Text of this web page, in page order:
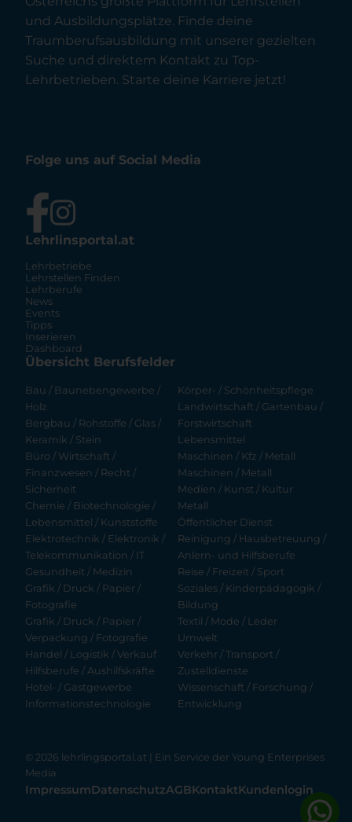
und Ausbildungsplätze. Finde deine
Traumberufsausbildung mit unserer gezielten
Suche und direktem Kontakt zu Top-
Lehrbetrieben. Starte deine Karriere jetzt!
Folge uns auf Social Media
Lehrlinsportal.at
Lehrbetriebe
Lehrstellen Finden
Lehrberufe
News
Events
Tipps
Inserieren
Dashboard
Übersicht Berufsfelder
Bau / Baunebengewerbe /
Holz
Bergbau / Rohstoffe / Glas /
Keramik / Stein
Büro / Wirtschaft /
Finanzwesen / Recht /
Sicherheit
Chemie / Biotechnologie /
Lebensmittel / Kunststoffe
Elektrotechnik / Elektronik /
Telekommunikation / IT
Gesundheit / Medizin
Grafik / Druck / Papier /
Fotografie
Grafik / Druck / Papier /
Verpackung / Fotografie
Handel / Logistik / Verkauf
Hilfsberufe / Aushilfskräfte
Hotel- / Gastgewerbe
Informationstechnologie
Körper- / Schönheitspflege
Landwirtschaft / Gartenbau /
Forstwirtschaft
Lebensmittel
Maschinen / Kfz / Metall
Maschinen / Metall
Medien / Kunst / Kultur
Metall
Öffentlicher Dienst
Reinigung / Hausbetreuung /
Anlern- und Hilfsberufe
Reise / Freizeit / Sport
Soziales / Kinderpädagogik /
Bildung
Textil / Mode / Leder
Umwelt
Verkehr / Transport /
Zustelldienste
Wissenschaft / Forschung /
Entwicklung
© 2026 lehrlingsportal.at | Ein Service der Young Enterprises
Media
ImpressumDatenschutzAGBKontaktKundenlogin